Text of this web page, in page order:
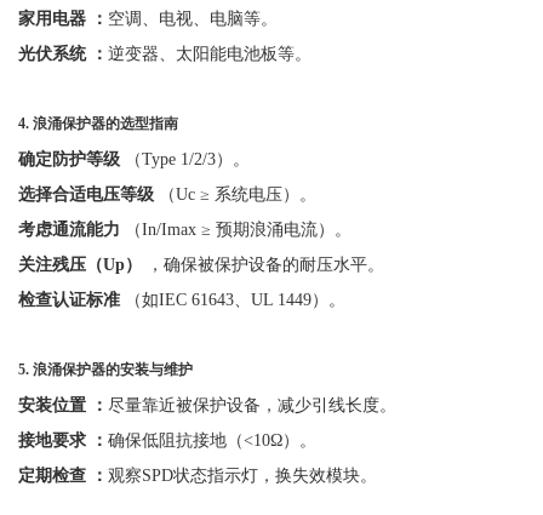
家用电器
： 空调、电视、电脑等。
光伏系统
： 逆变器、太阳能电池板等。
4. 浪涌保护器的选型指南
确定防护等级 （Type 1/2/3）。
选择合适电压等级
（Uc ≥ 系统电压）。
考虑通流能力
（In/Imax ≥ 预期浪涌电流）。
关注残压（Up）
，确保被保护设备的耐压水平。
检查认证标准
（如IEC 61643、UL 1449）。
5. 浪涌保护器的安装与维护
安装位置 ： 尽量靠近被保护设备，减少引线长度。
接地要求
： 确保低阻抗接地（<10Ω）。
定期检查
： 观察SPD状态指示灯，换失效模块。